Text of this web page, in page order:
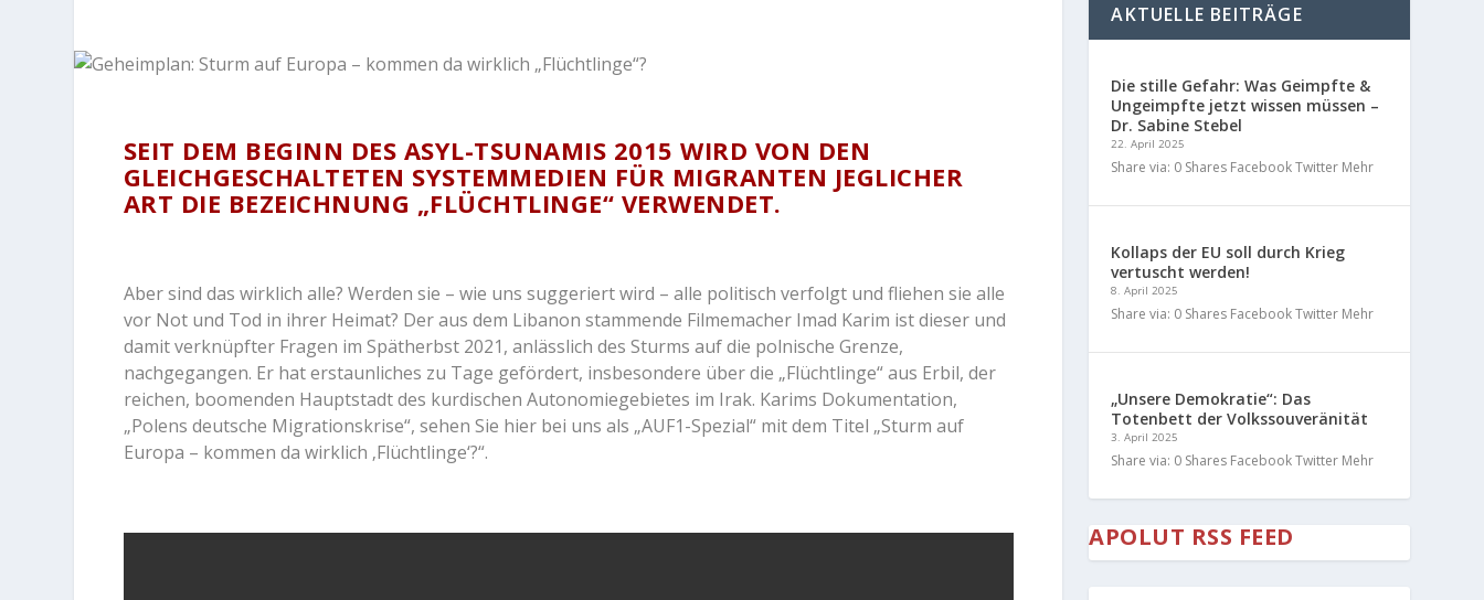
SEIT DEM BEGINN DES ASYL-TSUNAMIS 2015 WIRD VON DEN
GLEICHGESCHALTETEN SYSTEMMEDIEN FÜR MIGRANTEN JEGLICHER
ART DIE BEZEICHNUNG „FLÜCHTLINGE“ VERWENDET.
Aber sind das wirklich alle? Werden sie – wie uns suggeriert wird – alle politisch verfolgt und fliehen sie alle
vor Not und Tod in ihrer Heimat? Der aus dem Libanon stammende Filmemacher Imad Karim ist dieser und
damit verknüpfter Fragen im Spätherbst 2021, anlässlich des Sturms auf die polnische Grenze,
nachgegangen. Er hat erstaunliches zu Tage gefördert, insbesondere über die „Flüchtlinge“ aus Erbil, der
reichen, boomenden Hauptstadt des kurdischen Autonomiegebietes im Irak. Karims Dokumentation,
„Polens deutsche Migrationskrise“, sehen Sie hier bei uns als „AUF1-Spezial“ mit dem Titel „Sturm auf
Europa – kommen da wirklich ‚Flüchtlinge‘?“.
AKTUELLE BEITRÄGE
Die stille Gefahr: Was Geimpfte &
Ungeimpfte jetzt wissen müssen –
Dr. Sabine Stebel
22. April 2025
Share via: 0 Shares Facebook Twitter Mehr
Kollaps der EU soll durch Krieg
vertuscht werden!
8. April 2025
Share via: 0 Shares Facebook Twitter Mehr
„Unsere Demokratie“: Das
Totenbett der Volkssouveränität
3. April 2025
Share via: 0 Shares Facebook Twitter Mehr
APOLUT RSS FEED